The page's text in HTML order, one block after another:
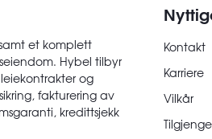
et komplett
Hybel tilbyr
og
fakturering av
kredittsjekk
Kontakt
Karriere
Vilkår